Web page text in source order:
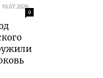
10.07.2026
0